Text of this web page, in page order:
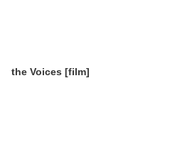
the Voices [film]